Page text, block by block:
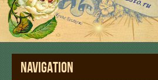
NAVIGATION